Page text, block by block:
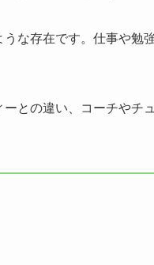
な存在です。仕事や勉
との違い、コーチやチ